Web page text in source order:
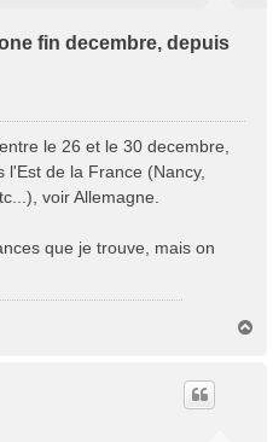
fin decembre, depuis
le 26 et le 30 decembre,
de la France (Nancy,
voir Allemagne.
que je trouve, mais on